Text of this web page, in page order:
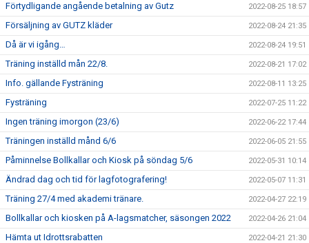
Förtydligande angående betalning av Gutz 2022-08-25 18:57
Försäljning av GUTZ kläder 2022-08-24 21:35
Då är vi igång… 2022-08-24 19:51
Träning inställd mån 22/8. 2022-08-21 17:02
Info. gällande Fysträning 2022-08-11 13:25
Fysträning 2022-07-25 11:22
Ingen träning imorgon (23/6) 2022-06-22 17:44
Träningen inställd månd 6/6 2022-06-05 21:55
Påminnelse Bollkallar och Kiosk på söndag 5/6 2022-05-31 10:14
Ändrad dag och tid för lagfotografering! 2022-05-07 11:31
Träning 27/4 med akademi tränare. 2022-04-27 22:19
Bollkallar och kiosken på A-lagsmatcher, säsongen 2022 2022-04-26 21:04
Hämta ut Idrottsrabatten 2022-04-21 21:30